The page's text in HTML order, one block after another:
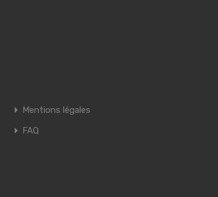
Mentions légales
FAQ